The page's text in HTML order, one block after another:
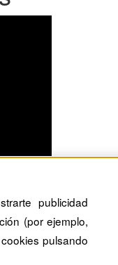
publicidad
(por ejemplo,
pulsando